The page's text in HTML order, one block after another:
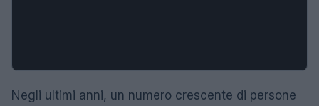
Negli ultimi anni, un numero crescente di persone